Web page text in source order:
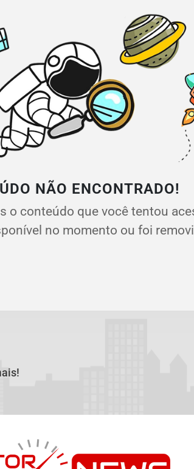
NÃO ENCONTRADO!
o conteúdo que você tentou
no momento ou foi